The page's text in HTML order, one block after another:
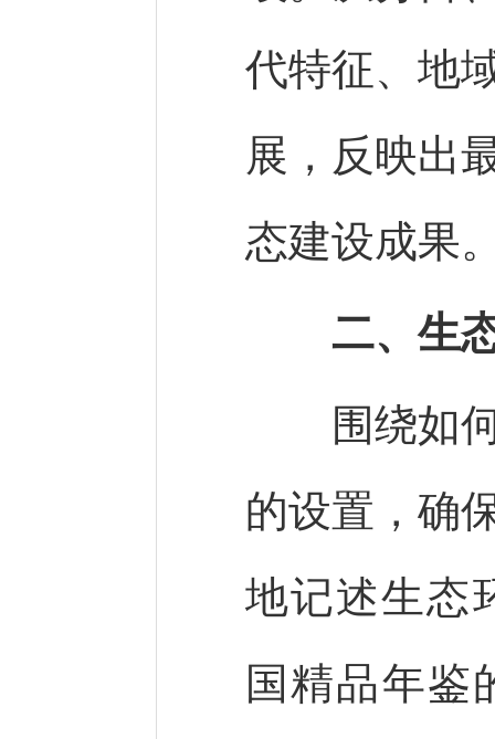
代特征、地
展，反映出
态建设成果
二、生
围绕如何
的设置，确
地记述生态
国精品年鉴